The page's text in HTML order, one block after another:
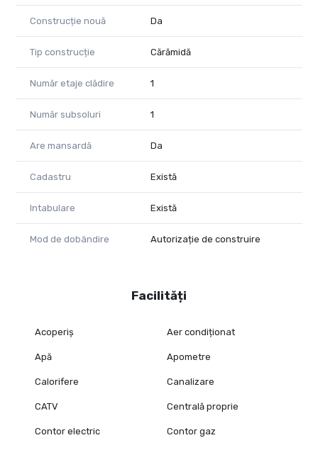
Construcție nouă Da
Tip construcție Cărămidă
Număr etaje clădire 1
Număr subsoluri 1
Are mansardă Da
Cadastru Există
Intabulare Există
Mod de dobândire Autorizație de construire
Facilități
Acoperiș Aer condiționat
Apă Apometre
Calorifere Canalizare
CATV Centrală proprie
Contor electric Contor gaz